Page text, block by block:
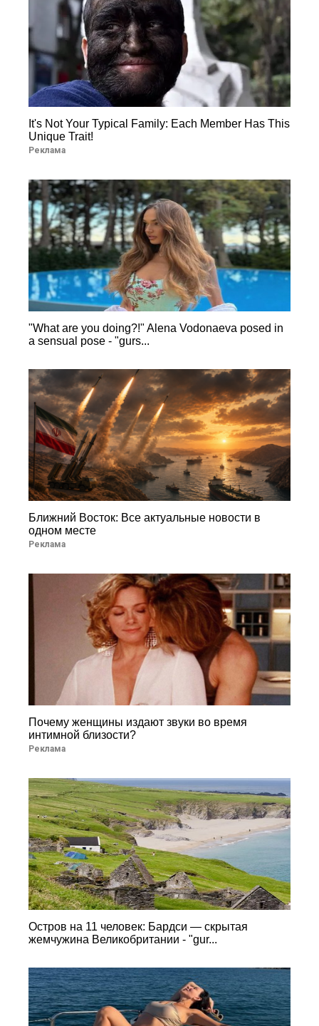
It's Not Your Typical Family: Each Member Has This
Unique Trait!
Реклама
"What are you doing?!" Alena Vodonaeva posed in
a sensual pose - "gurs...
Ближний Восток: Все актуальные новости в
одном месте
Реклама
Почему женщины издают звуки во время
интимной близости?
Реклама
Остров на 11 человек: Бардси — скрытая
жемчужина Великобритании - "gur...